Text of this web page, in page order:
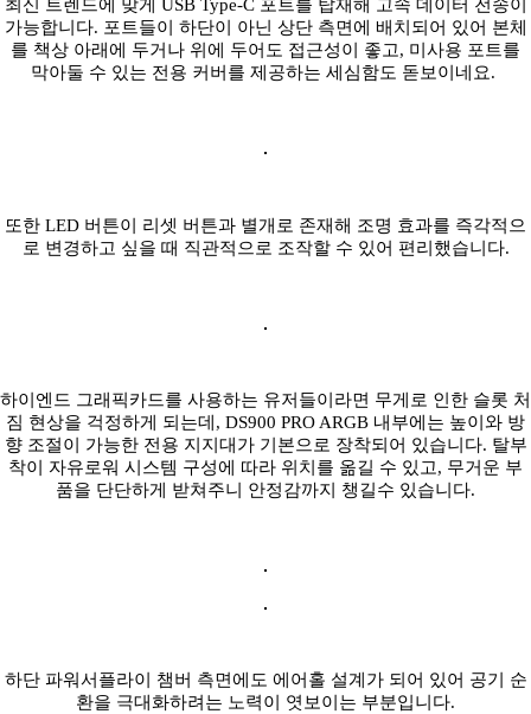
최신 트렌드에 맞게 USB Type-C 포트를 탑재해 고속 데이터 전송이
가능합니다. 포트들이 하단이 아닌 상단 측면에 배치되어 있어 본체
를 책상 아래에 두거나 위에 두어도 접근성이 좋고, 미사용 포트를
막아둘 수 있는 전용 커버를 제공하는 세심함도 돋보이네요.
또한 LED 버튼이 리셋 버튼과 별개로 존재해 조명 효과를 즉각적으
로 변경하고 싶을 때 직관적으로 조작할 수 있어 편리했습니다.
하이엔드 그래픽카드를 사용하는 유저들이라면 무게로 인한 슬롯 처
짐 현상을 걱정하게 되는데, DS900 PRO ARGB 내부에는 높이와 방
향 조절이 가능한 전용 지지대가 기본으로 장착되어 있습니다. 탈부
착이 자유로워 시스템 구성에 따라 위치를 옮길 수 있고, 무거운 부
품을 단단하게 받쳐주니 안정감까지 챙길수 있습니다.
하단 파워서플라이 챔버 측면에도 에어홀 설계가 되어 있어 공기 순
환을 극대화하려는 노력이 엿보이는 부분입니다.